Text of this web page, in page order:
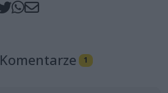
Komentarze 1